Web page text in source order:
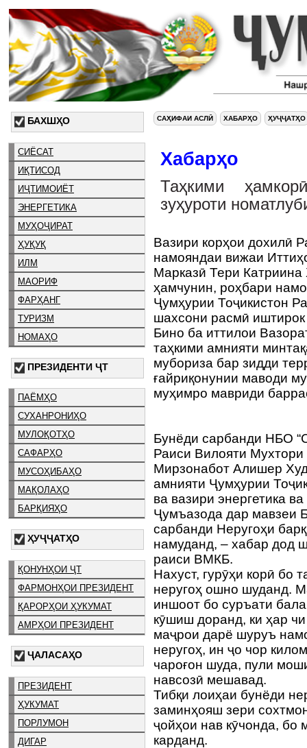
БАХШҲО
СИЁСАТ
ИҚТИСОД
ИҶТИМОИЁТ
ЭНЕРГЕТИКА
МУҲОҶИРАТ
ҲУҚУҚ
ИЛМ
МАОРИФ
ФАРҲАНГ
ТУРИЗМ
НОМАҲО
ПРЕЗИДЕНТИ ҶТ
ПАЁМҲО
СУХАНРОНИҲО
МУЛОҚОТҲО
САФАРҲО
МУСОҲИБАҲО
МАҚОЛАҲО
БАРҚИЯҲО
ҲУҶҶАТҲО
ҚОНУНҲОИ ҶТ
ФАРМОНҲОИ ПРЕЗИДЕНТ
ҚАРОРҲОИ ҲУКУМАТ
АМРҲОИ ПРЕЗИДЕНТ
ҶАЛАСАҲО
ПРЕЗИДЕНТ
ҲУКУМАТ
ПОРЛУМОН
ДИГАР
САҲИФАИ АСЛӢ ХАБАРҲО ҲУҶҶАТҲО
Хабарҳо
Таҳкими
зуҳуроти
Вазири корҳои дохилӣ
намояндаи вижаи
Марказӣ Тери
ҳамчунин, роҳбари
Ҷумҳурии Тоҷикистон
шахсони расмӣ
Бино ба иттилои
таҳкими амнияти
мубориза бар зидди
ғайриқонунии маводи
муҳимро мавриди
Бунёди сарбанди НБО
Раиси Вилояти
Мирзонабот Алишер
амнияти Ҷумҳурии
ва вазири энергетика
Ҷумъазода дар мавзеи
сарбанди Неругоҳи
намуданд, – хабар дод
раиси ВМКБ.
Нахуст, гурӯҳи корӣ бо
неругоҳ ошно шуданд.
иншоот бо суръати
кӯшиш доранд, ки ҳар
маҷрои дарё шуруъ
неругоҳ, ин ҷо чор
чароғон шуда, пули
навсозӣ мешавад.
Тибқи лоиҳаи бунёди
заминҳояш зери
ҷойҳои нав кӯчонда, бо
карданд.